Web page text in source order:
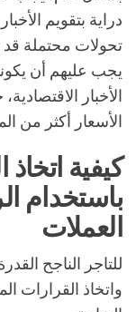
دراية بتقويم
تحولات محتملة قد
يجب عليهم أن
الأخبار
الأسعار أكثر من
كيفية
باستخدام
العملات
للتاجر الناجح
واتخاذ القرارات